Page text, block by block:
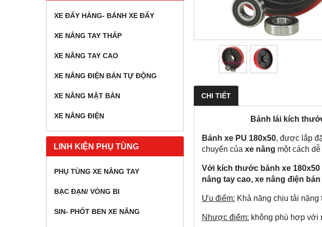
XE ĐẨY HÀNG- BÁNH XE ĐẨY
XE NÂNG TAY THẤP
XE NÂNG TAY CAO
XE NÂNG ĐIỆN BÁN TỰ ĐỘNG
XE NÂNG MẶT BÀN
XE NÂNG ĐIỆN
LINH KIỆN PHỤ TÙNG
PHỤ TÙNG XE NÂNG TAY
BẠC ĐẠN/ VÒNG BI
SIN- PHỐT BEN XE NÂNG
CHI TIẾT
Bánh lái kích
Bánh xe PU 180x50, được lắp
chuyển của xe nâng một cách
Với kích thước bánh xe 180x50
nâng tay cao, xe nâng điện
Ưu điểm: Khả năng chịu tải
Nhược điểm: không phù hợp với